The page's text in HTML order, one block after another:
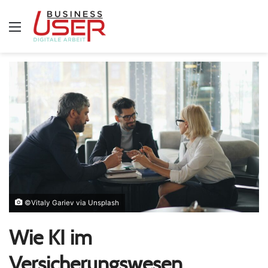
Menü
©Vitaly Gariev via Unsplash
Wie KI im